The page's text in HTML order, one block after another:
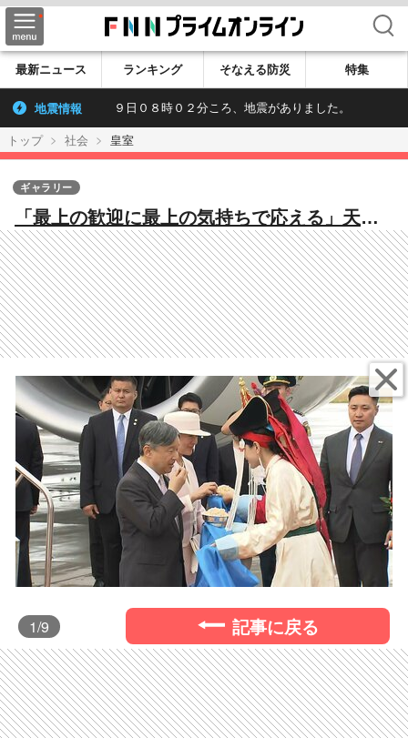
検索
最新ニュース ランキング そなえる防災 特集
地震情報 ９日０８時０２分ころ、地震がありました。
トップ 社会 皇室
「最上の歓迎に最上の気持ちで応える」天皇
皇后両陛下モンゴル訪問 伝統菓子「アーロ
ール」に込められた“もてなしの心”と陛下
の“思い”
ギャラリー
1/9 記事に戻る